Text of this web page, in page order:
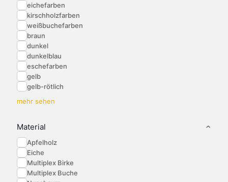
eichefarben
kirschholzfarben
weißbuchefarben
braun
dunkel
dunkelblau
eschefarben
gelb
gelb-rötlich
mehr sehen
Material
Apfelholz
Eiche
Multiplex Birke
Multiplex Buche